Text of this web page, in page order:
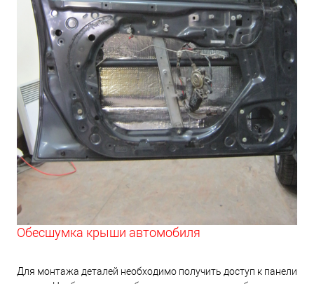
Обесшумка крыши автомобиля
Для монтажа деталей необходимо получить доступ к панели